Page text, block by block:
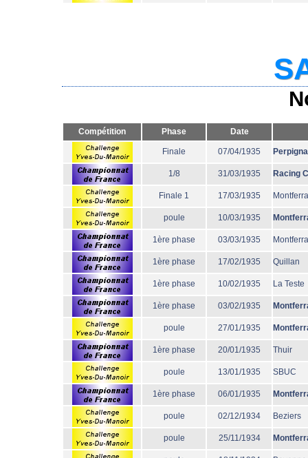
Compétition Phase Date
Finale 07/04/1935
1/8 31/03/1935 Racing
Finale 1 17/03/1935
poule 10/03/1935
1ère phase 03/03/1935
1ère phase 17/02/1935 Quillan
1ère phase 10/02/1935 La Teste
1ère phase 03/02/1935
poule 27/01/1935
1ère phase 20/01/1935 Thuir
poule 13/01/1935 SBUC
1ère phase 06/01/1935
poule 02/12/1934 Beziers
poule 25/11/1934